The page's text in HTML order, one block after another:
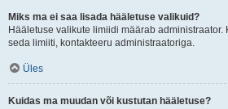
Miks ma ei saa lisada hääletuse valikuid?
Hääletuse valikute limiidi määrab
seda limiiti, kontakteeru administraatoriga.
Üles
Kuidas ma muudan või kustutan hääletuse?